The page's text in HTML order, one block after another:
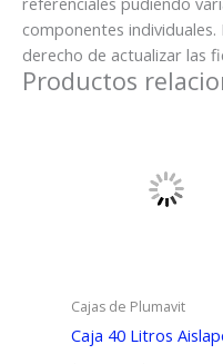
componentes individuales.
derecho de actualizar las
Productos
Cajas de Plumavit
Caja 40 Litros